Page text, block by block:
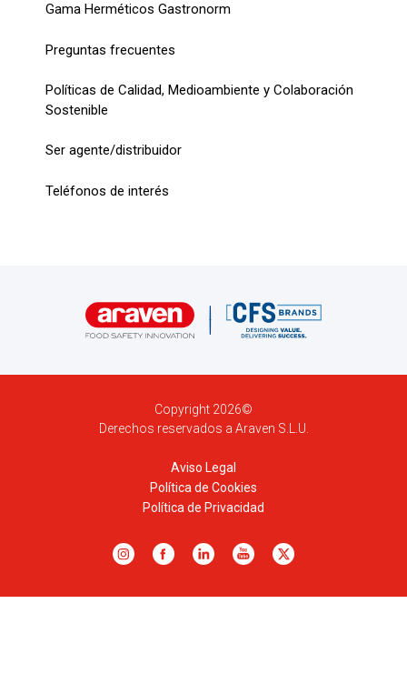
Gama Herméticos Gastronorm
Preguntas frecuentes
Políticas de Calidad, Medioambiente y Colaboración
Sostenible
Ser agente/distribuidor
Teléfonos de interés
Copyright 2026©
Derechos reservados a Araven S.L.U.
Aviso Legal
Política de Cookies
Política de Privacidad